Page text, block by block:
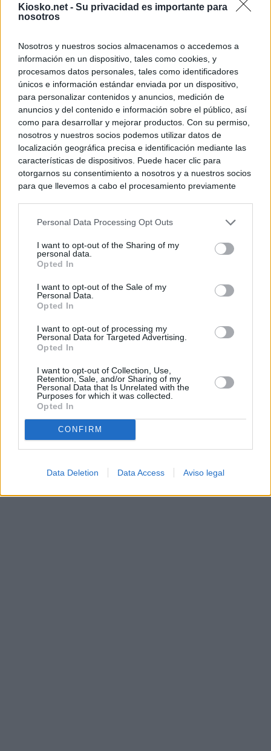
Kiosko.net - Su privacidad es importante para
nosotros
Nosotros y nuestros socios almacenamos o accedemos a
información en un dispositivo, tales como cookies, y
procesamos datos personales, tales como identificadores
únicos e información estándar enviada por un dispositivo,
para personalizar contenidos y anuncios, medición de
anuncios y del contenido e información sobre el público, así
como para desarrollar y mejorar productos. Con su permiso,
nosotros y nuestros socios podemos utilizar datos de
localización geográfica precisa e identificación mediante las
características de dispositivos. Puede hacer clic para
otorgarnos su consentimiento a nosotros y a nuestros socios
para que llevemos a cabo el procesamiento previamente
negar su consentimiento. Tenga en cuenta que algún
de su consentimiento, pero usted tiene el derecho de
rechazar tal procesamiento. Sus preferencias se aplicarán
cualquier momento entrando de nuevo en este sitio web o
visitando nuestra política de privacidad.
Personal Data Processing Opt Outs
I want to opt-out of the Sharing of my
personal data.
Opted In
I want to opt-out of the Sale of my
Personal Data.
Opted In
I want to opt-out of processing my
Personal Data for Targeted Advertising.
Opted In
I want to opt-out of Collection, Use,
Retention, Sale, and/or Sharing of my
Personal Data that Is Unrelated with the
Purposes for which it was collected.
Opted In
CONFIRM
Data Deletion Data Access Aviso legal